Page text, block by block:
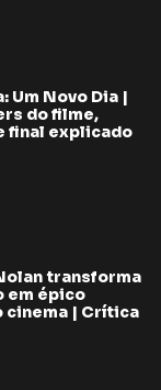
Um Novo Dia |
do filme,
final explicado
transforma
em épico
cinema | Crítica